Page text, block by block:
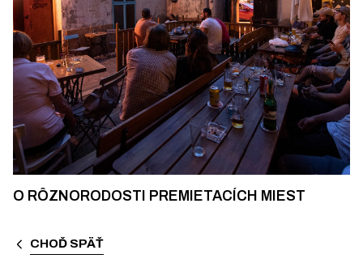
O RÔZNORODOSTI PREMIETACÍCH MIEST
CHOĎ SPÄŤ